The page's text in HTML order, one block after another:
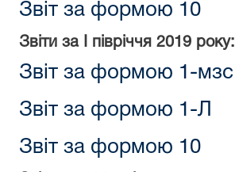
Звіт за формою 10
Звіти за I півріччя 2019 року:
Звіт за формою 1-мзс
Звіт за формою 1-Л
Звіт за формою 10